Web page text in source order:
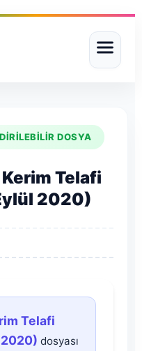
DOSYA
Kerim Telafi
2020)
Telafi
2020) dosyası